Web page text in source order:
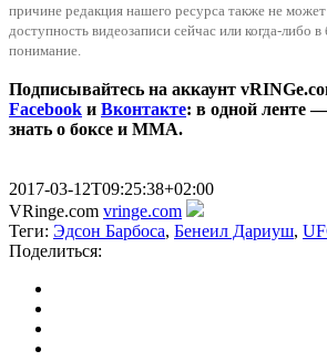
причинe редакция нашего ресурса также не может
доступность видеозаписи сейчас или когда-либо
понимание.
Подписывайтесь на аккаунт
Facebook и Вконтакте: в одной ленте
знать о боксе и ММА.
2017-03-12T09:25:38+02:00
VRinge.com vringe.com
Теги: Эдсон Барбоса, Бенеил Дариуш,
Поделиться: